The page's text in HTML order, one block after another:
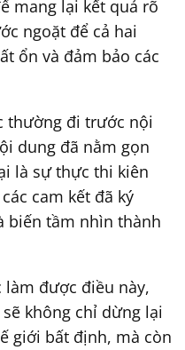
mang lại kết quả rõ
ngoặt để cả hai
ổn và đảm bảo các
thường đi trước nội
dung đã nằm gọn
là sự thực thi kiên
cam kết đã ký
biến tầm nhìn thành
làm được điều này,
không chỉ dừng lại
giới bất định, mà còn